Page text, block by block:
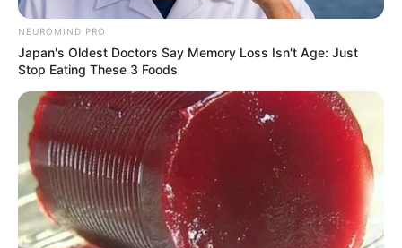
neuromotoras”, finalizou.
NEUROMIND PRO
Japan's Oldest Doctors Say Memory Loss Isn't Age: Just
Stop Eating These 3 Foods